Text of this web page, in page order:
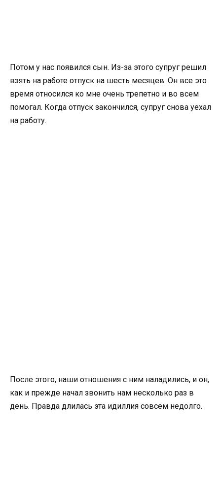
Потом у нас появился сын. Из-за этого супруг решил
взять на работе отпуск на шесть месяцев. Он все это
время относился ко мне очень трепетно и во всем
помогал. Когда отпуск закончился, супруг снова уехал
на работу.
После этого, наши отношения с ним наладились, и он,
как и прежде начал звонить нам несколько раз в
день. Правда длилась эта идиллия совсем недолго.